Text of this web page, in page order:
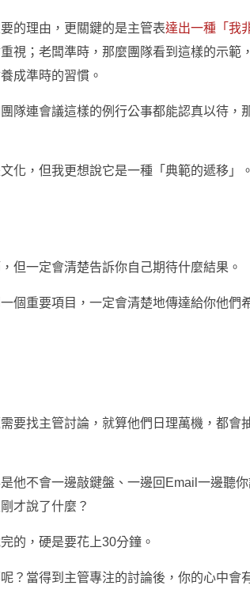
的理由，更關鍵的是主管表達出一種「我
視；老闆準時，那麼團隊看到這樣的示範
成準時的習慣。
隊連會議這樣的例行公事都能認真以待，
化，但我更想說它是一種「典範的遞移」。
但一定會清楚告訴你自己期待什麼結果。
個重要項目，一定會清楚地傳達給你他們
要找主管討論，就算他們日理萬機，都會
他不會一邊敲鍵盤、一邊回Email一邊聽
才說了什麼？
的，硬是要花上30分鐘。
？當得到主管專注的討論後，你的心中會